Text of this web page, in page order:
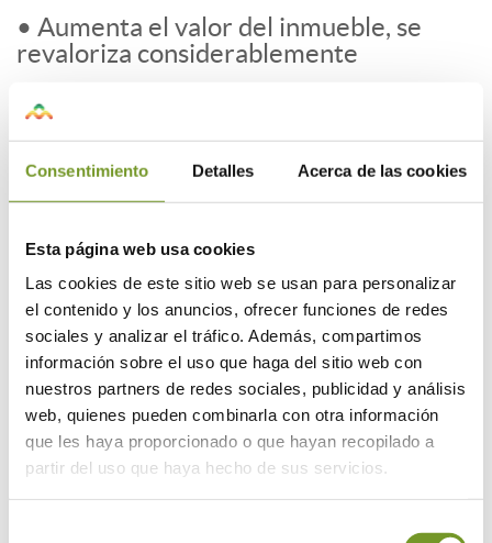
Consentimiento Detalles Acerca de las cookies
Esta página web usa cookies
Las cookies de este sitio web se usan para personalizar
el contenido y los anuncios, ofrecer funciones de redes
sociales y analizar el tráfico. Además, compartimos
información sobre el uso que haga del sitio web con
nuestros partners de redes sociales, publicidad y análisis
web, quienes pueden combinarla con otra información
que les haya proporcionado o que hayan recopilado a
partir del uso que haya hecho de sus servicios.
• Aumenta el valor del inmueble, se
revaloriza considerablemente
• Ahorro en calefacción y aire
acondicionado. En invierno se reducen
considerablemente las horas de
calefacción y en verano las de aire
acondicionado.
• Aumento del confort interior en las
viviendas. Ayuda a mantener una
temperatura más constante en la
vivienda.
• Las obras no molestan a la vida diaria
de los inquilinos del inmueble. Toda la
obra se trabaja por el exterior, por lo
que no genera incomodidades en el día a
día del interior